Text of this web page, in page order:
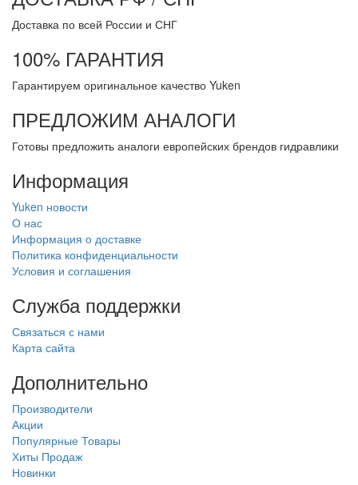
Доставка по всей России и СНГ
100% ГАРАНТИЯ
Гарантируем оригинальное качество Yuken
ПРЕДЛОЖИМ АНАЛОГИ
Готовы предложить аналоги европейских брендов гидравлики
Информация
Yuken новости
О нас
Информация о доставке
Политика конфиденциальности
Условия и соглашения
Служба поддержки
Связаться с нами
Карта сайта
Дополнительно
Производители
Акции
Популярные Товары
Хиты Продаж
Новинки